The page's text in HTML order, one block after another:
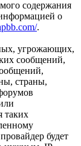
содержания
о
.
угрожающих,
сообщений,
страны,
таких
будет